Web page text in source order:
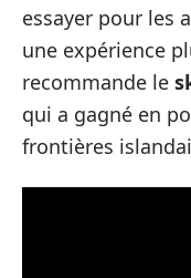
essayer pour les
une expérience
recommande le
qui a gagné en
frontières